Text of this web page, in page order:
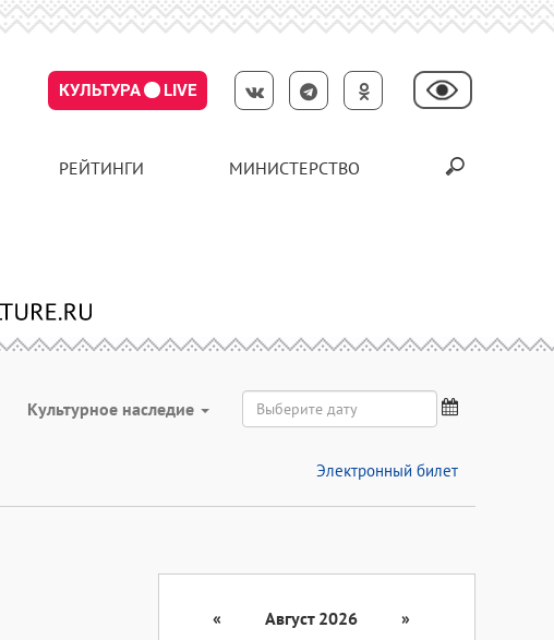
КУЛЬТУРА LIVE
РЕЙТИНГИ МИНИСТЕРСТВО
Культурное наследие
Электронный билет
« Август 2026
»